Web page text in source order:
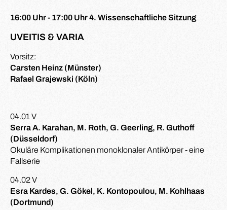
16:00 Uhr - 17:00 Uhr 4. Wissenschaftliche Sitzung
UVEITIS & VARIA
Vorsitz:
Carsten Heinz (Münster)
Rafael Grajewski (Köln)
04.01 V
Serra A. Karahan, M. Roth, G. Geerling, R. Guthoff
(Düsseldorf)
Okuläre Komplikationen monoklonaler Antikörper - eine
Fallserie
04.02 V
Esra Kardes, G. Gökel, K. Kontopoulou, M. Kohlhaas
(Dortmund)